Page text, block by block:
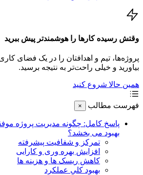
رسیده کارها را هوشمندتر پیش ببرید
تیم و اهدافتان را در یک فضای کاری
و خیلی راحت‌تر به نتیجه برسید.
حالا شروع کنید
مطالب ×
پاسخ کامل: چگونه مدیریت پروژه
بهبود می بخشد؟
تمرکز و شفافیت پیشرفته
افزایش بهره وری و کارایی
کاهش ریسک ها و هزینه ها
بهبود کلیِ عملکرد